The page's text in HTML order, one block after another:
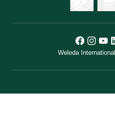
Weleda International